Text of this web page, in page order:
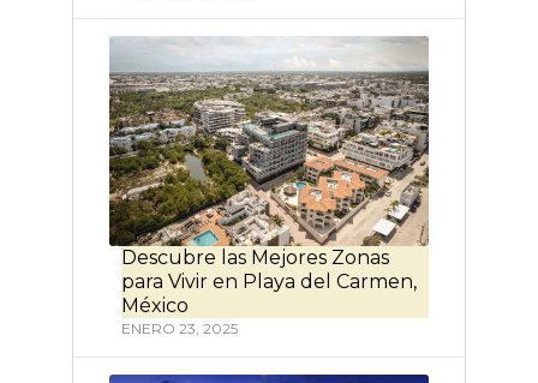
Descubre las Mejores Zonas
para Vivir en Playa del Carmen,
México
ENERO 23, 2025